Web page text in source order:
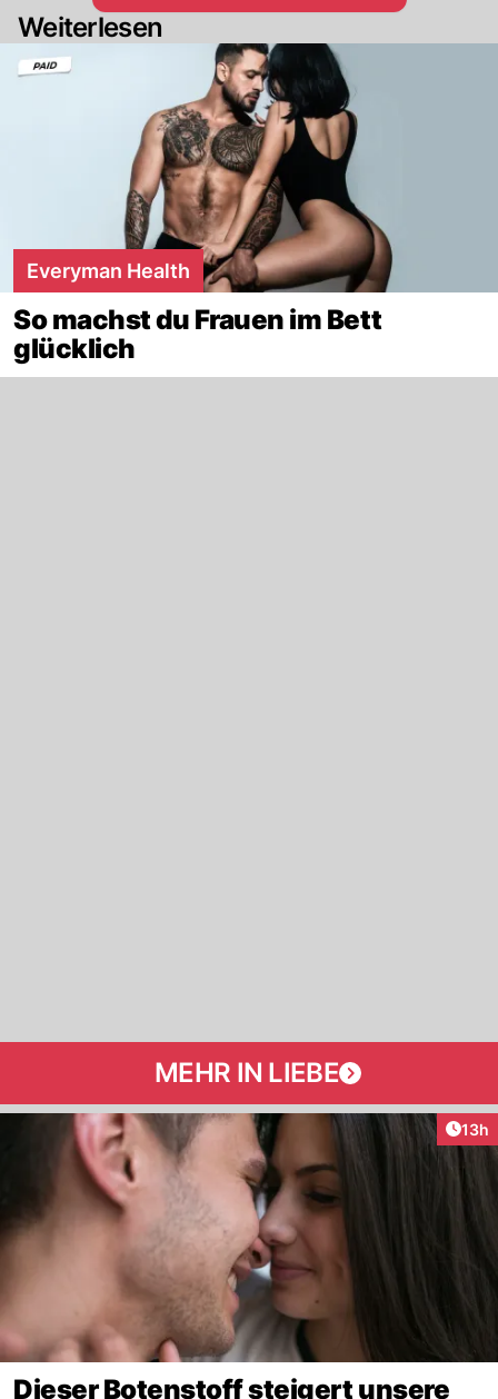
Weiterlesen
Everyman Health
So machst du Frauen im Bett
glücklich
MEHR IN LIEBE
13h
Dieser Botenstoff steigert unsere